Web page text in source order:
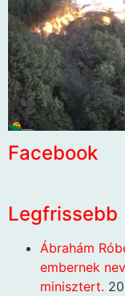
Facebook
Legfrissebb
Ábrahám
embernek
minisztert.